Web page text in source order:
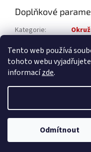
Tento web používá
tohoto webu
informacízde.
Odmítnout
Doplňkové
Kategorie:
Copyright 2026